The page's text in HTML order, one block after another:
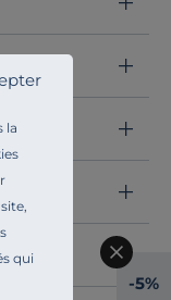
la
qui
Sokoa, ce siège
faisant de lui une
un mobilier
de bureau
-5%